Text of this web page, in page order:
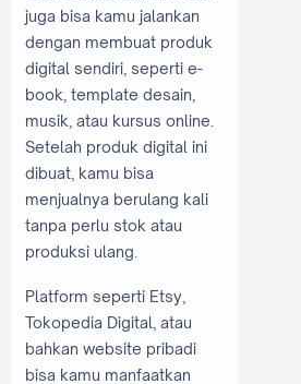
juga bisa kamu jalankan
dengan membuat produk
digital sendiri, seperti e-
book, template desain,
musik, atau kursus online.
Setelah produk digital ini
dibuat, kamu bisa
menjualnya berulang kali
tanpa perlu stok atau
produksi ulang.
Platform seperti Etsy,
Tokopedia Digital, atau
bahkan website pribadi
bisa kamu manfaatkan